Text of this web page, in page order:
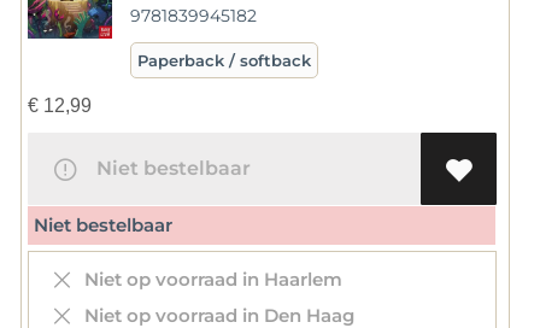
9781839945182
Paperback / softback
€12,99
Niet bestelbaar
Niet bestelbaar
Niet op voorraad in Haarlem
Niet op voorraad in Den Haag